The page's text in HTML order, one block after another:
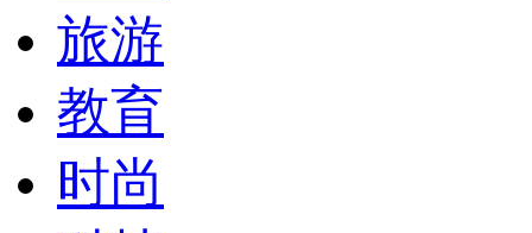
旅游
教育
时尚